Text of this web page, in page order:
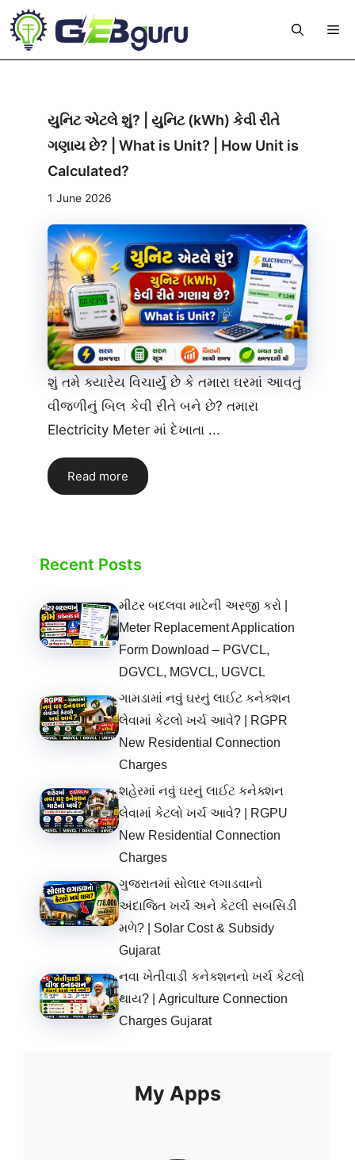
Skip
to
content
યુનિટ એટલે શું? | યુનિટ (kWh) કેવી રીતે
ગણાય છે? | What is Unit? | How Unit is
Calculated?
1 June 2026
શું તમે ક્યારેય વિચાર્યું છે કે તમારા ઘરમાં આવતું
વીજળીનું બિલ કેવી રીતે બને છે? તમારા
Electricity Meter માં દેખાતા ...
Read more
Recent Posts
મીટર બદલવા માટેની અરજી કરો |
Meter Replacement Application
Form Download – PGVCL,
DGVCL, MGVCL, UGVCL
ગામડામાં નવું ઘરનું લાઈટ કનેક્શન
લેવામાં કેટલો ખર્ચ આવે? | RGPR
New Residential Connection
Charges
શહેરમાં નવું ઘરનું લાઈટ કનેક્શન
લેવામાં કેટલો ખર્ચ આવે? | RGPU
New Residential Connection
Charges
ગુજરાતમાં સોલાર લગાડવાનો
અંદાજિત ખર્ચ અને કેટલી સબસિડી
મળે? | Solar Cost & Subsidy
Gujarat
નવા ખેતીવાડી કનેક્શનનો ખર્ચ કેટલો
થાય? | Agriculture Connection
Charges Gujarat
My Apps